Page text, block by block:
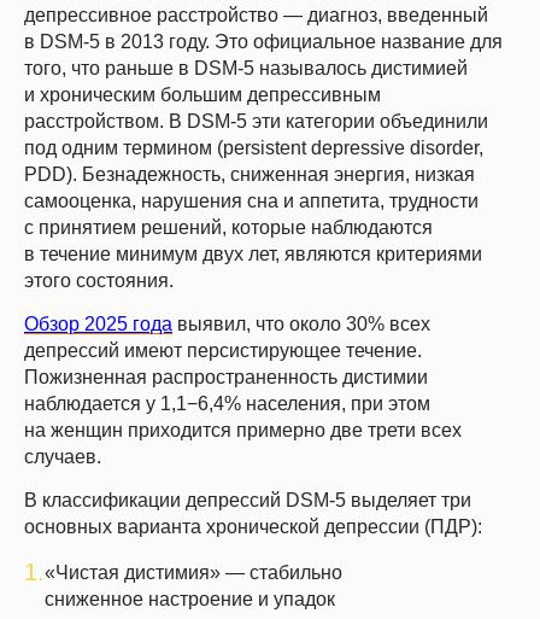
депрессивное расстройство — диагноз, введенный
в DSM-5 в 2013 году. Это официальное название для
того, что раньше в DSM-5 называлось дистимией
и хроническим большим депрессивным
расстройством. В DSM-5 эти категории объединили
под одним термином (persistent depressive disorder,
PDD). Безнадежность, сниженная энергия, низкая
самооценка, нарушения сна и аппетита, трудности
с принятием решений, которые наблюдаются
в течение минимум двух лет, являются критериями
этого состояния.
Обзор 2025 года выявил, что около 30% всех
депрессий имеют персистирующее течение.
Пожизненная распространенность дистимии
наблюдается у 1,1−6,4% населения, при этом
на женщин приходится примерно две трети всех
случаев.
В классификации депрессий DSM-5 выделяет три
основных варианта хронической депрессии (ПДР):
1.«Чистая дистимия» — стабильно
сниженное настроение и упадок